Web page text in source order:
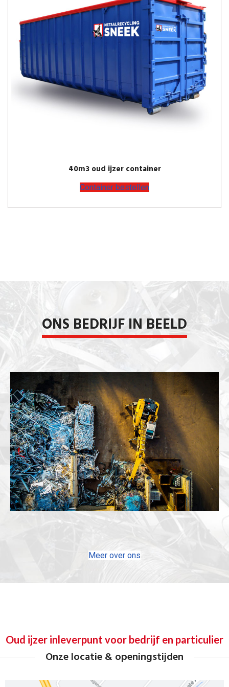
40m3 oud ijzer container
Container bestellen
ONS BEDRIJF IN BEELD
Meer over ons
Oud ijzer inleverpunt voor bedrijf en particulier
Onze locatie & openingstijden